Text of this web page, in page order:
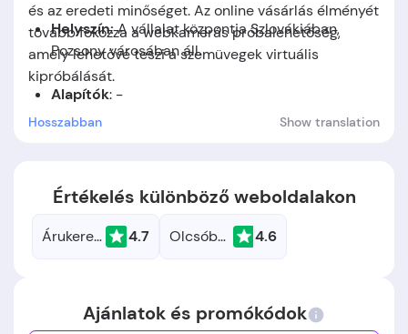
és az eredeti minőséget. Az online vásárlás élményét
tovább fokozza a webkamerás próbalehetőség,
amely lehetővé teszi a szemüvegek virtuális
kipróbálását.
Helyszín:A vállalat központjaSzlovákiában,
Pozsonyvárosában áll.
Alapítók: -
Hosszabban Show translation
Értékelés különböző weboldalakon
Árukereső.hu 4.7 Olcsóbbat.hu 4.6
Ajánlatok és promókódok